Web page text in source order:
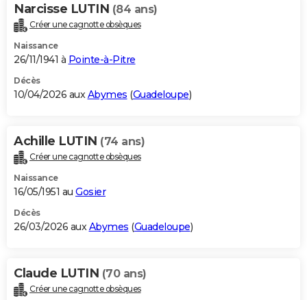
Carte de Noël
Carte Bonne année
Carte Saint-Valentin
Carte Pâques
Carte d'anniversaire
DICTIONNAIRE
Dictionnaire
Biographies
Citations
Expressions
Proverbes
PROGRAMME TV
S'inscrire
Se connecter
Lycées
Collèges
Primaires
Universités
Entreprises
Service militaire
Avis de recherche
AVIS DE DÉCÈS
Bricolage
Lifestyle
Culture
Sport
Auto
Television
Voyage
Cinema
Narcisse LUTIN (84 ans)
Créer une cagnotte obsèques
Naissance
26/11/1941 à Pointe-à-Pitre
Décès
10/04/2026 auxAbymes (Guadeloupe)
Achille LUTIN (74 ans)
Créer une cagnotte obsèques
Naissance
16/05/1951 au Gosier
Décès
26/03/2026 auxAbymes (Guadeloupe)
Claude LUTIN (70 ans)
Créer une cagnotte obsèques